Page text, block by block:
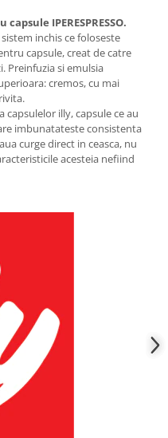
IPERESPRESSO.
inchis ce foloseste
capsule, creat de catre
Preinfuzia si emulsia
cremos, cu mai
capsulelor illy, capsule ce au
imbunatateste consistenta
curge direct in ceasca, nu
acesteia nefiind